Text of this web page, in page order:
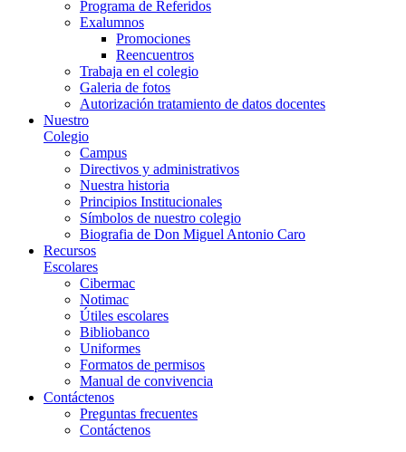
Programa de Referidos
Exalumnos
Promociones
Reencuentros
Trabaja en el colegio
Galeria de fotos
Autorización tratamiento de datos docentes
Nuestro
Colegio
Campus
Directivos y administrativos
Nuestra historia
Principios Institucionales
Símbolos de nuestro colegio
Biografia de Don Miguel Antonio Caro
Recursos
Escolares
Cibermac
Notimac
Útiles escolares
Bibliobanco
Uniformes
Formatos de permisos
Manual de convivencia
Contáctenos
Preguntas frecuentes
Contáctenos